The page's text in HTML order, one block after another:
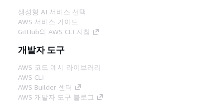
생성형 AI 서비스 선택
AWS 서비스 가이드
GitHub의 AWS CLI 지침
개발자 도구
AWS 코드 예시 라이브러리
AWS CLI
AWS Builder 센터
AWS 개발자 도구 블로그